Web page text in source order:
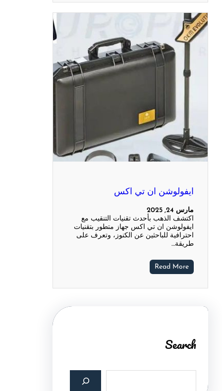
ايفولوشن ان تي اكس
مارس 24, 2025
اكتشف الذهب بأحدث تقنيات التنقيب مع
ايفولوشن ان تي اكس جهاز متطور بتقنيات
احترافية للباحثين عن الكنوز، وتعرف على
طريقة…
Read More
Search
S